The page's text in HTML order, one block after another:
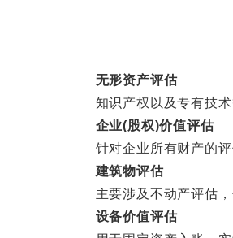
无形资产评估
知识产权以及专有技术
企业(股权)价值评估
针对企业所有财产的评
建筑物评估
主要涉及不动产评估，
设备价值评估